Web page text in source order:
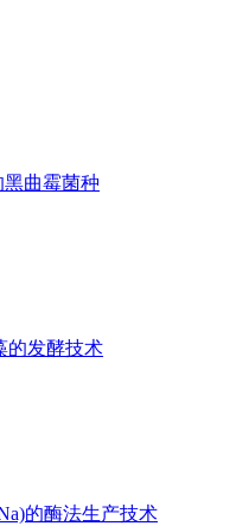
曲霉菌种
的发酵技术
的酶法生产技术